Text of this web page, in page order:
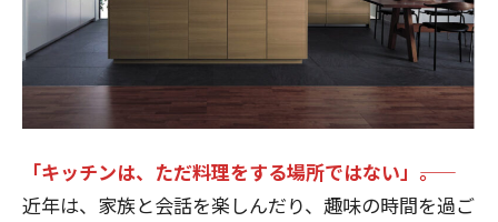
「キッチンは、ただ料理をする場所ではない」――。
近年は、家族と会話を楽しんだり、趣味の時間を過ご